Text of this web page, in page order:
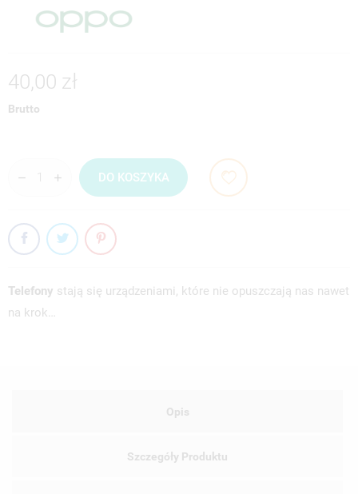
40,00 zł
Brutto
DO KOSZYKA
Telefony stają się urządzeniami, które nie opuszczają nas nawet
na krok…
Opis
Szczegóły Produktu